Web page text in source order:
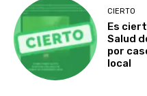
CIERTO
Es
Salud
por
local